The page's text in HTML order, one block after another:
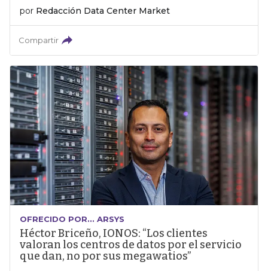
por Redacción Data Center Market
Compartir
OFRECIDO POR... ARSYS
Héctor Briceño, IONOS: “Los clientes
valoran los centros de datos por el servicio
que dan, no por sus megawatios”